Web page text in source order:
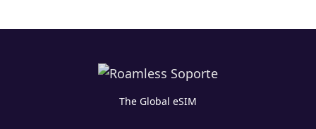
The Global eSIM